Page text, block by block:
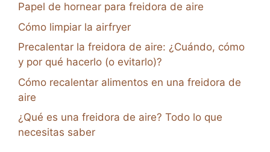
Papel de hornear para freidora de aire
Cómo limpiar la airfryer
Precalentar la freidora de aire: ¿Cuándo, cómo
y por qué hacerlo (o evitarlo)?
Cómo recalentar alimentos en una freidora de
aire
¿Qué es una freidora de aire? Todo lo que
necesitas saber